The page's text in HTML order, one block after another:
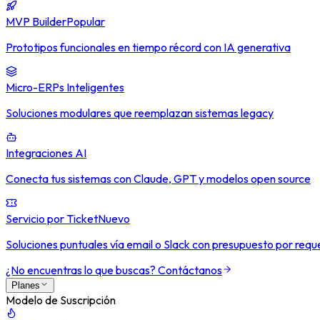
MVP BuilderPopular
Prototipos funcionales en tiempo récord con IA generativa
Micro-ERPs Inteligentes
Soluciones modulares que reemplazan sistemas legacy
Integraciones AI
Conecta tus sistemas con Claude, GPT y modelos open source
Servicio por TicketNuevo
Soluciones puntuales vía email o Slack con presupuesto por
¿No encuentras lo que buscas? Contáctanos
Planes
Modelo de Suscripción